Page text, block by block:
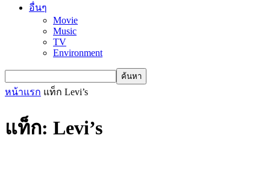
อื่นๆ
Movie
Music
TV
Environment
หน้าแรก แท็ก Levi’s
แท็ก: Levi’s